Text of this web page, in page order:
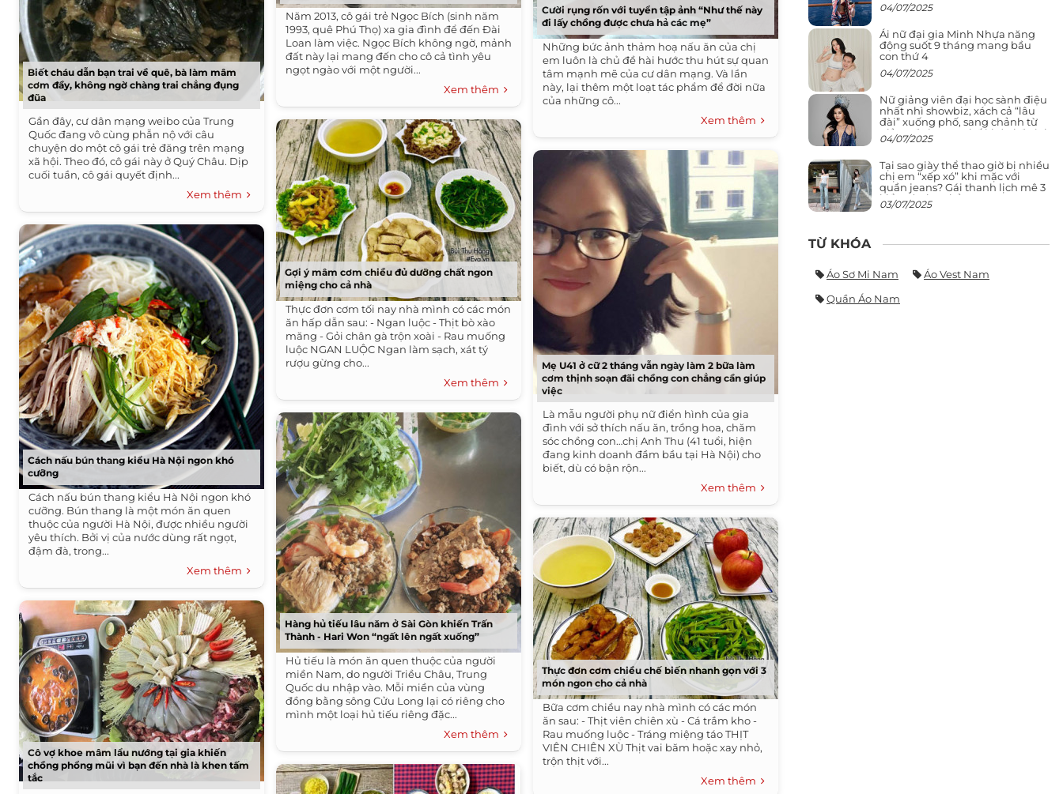
Biết cháu dẫn bạn trai về quê, bà làm mâm
cơm đầy, không ngờ chàng trai chẳng đụng
đũa
Gần đây, cư dân mạng weibo của Trung
Quốc đang vô cùng phẫn nộ với câu
chuyện do một cô gái trẻ đăng trên mạng
xã hội. Theo đó, cô gái này ở Quý Châu. Dịp
cuối tuần, cô gái quyết định...
Xem thêm
Cách nấu bún thang kiểu Hà Nội ngon khó
cưỡng
Cách nấu bún thang kiểu Hà Nội ngon khó
cưỡng. Bún thang là một món ăn quen
thuộc của người Hà Nội, được nhiều người
yêu thích. Bởi vị của nước dùng rất ngọt,
đậm đà, trong...
Xem thêm
Cô vợ khoe mâm lẩu nướng tại gia khiến
chồng phổng mũi vì bạn đến nhà là khen tấm
tắc
Năm 2013, cô gái trẻ Ngọc Bích (sinh năm
1993, quê Phú Thọ) xa gia đình để đến Đài
Loan làm việc. Ngọc Bích không ngờ, mảnh
đất này lại mang đến cho cô cả tình yêu
ngọt ngào với một người...
Xem thêm
Gợi ý mâm cơm chiều đủ dưỡng chất ngon
miệng cho cả nhà
Thực đơn cơm tối nay nhà mình có các món
ăn hấp dẫn sau: - Ngan luộc - Thịt bò xào
măng - Gỏi chân gà trộn xoài - Rau muống
luộc NGAN LUỘC Ngan làm sạch, xát tý
rượu gừng cho...
Xem thêm
Hàng hủ tiếu lâu năm ở Sài Gòn khiến Trấn
Thành - Hari Won “ngất lên ngất xuống”
Hủ tiếu là món ăn quen thuộc của người
miền Nam, do người Triều Châu, Trung
Quốc du nhập vào. Mỗi miền của vùng
đồng bằng sông Cửu Long lại có riêng cho
mình một loại hủ tiếu riêng đặc...
Xem thêm
Cười rụng rốn với tuyển tập ảnh “Như thế này
đi lấy chồng được chưa hả các mẹ”
Những bức ảnh thảm hoạ nấu ăn của chị
em luôn là chủ đề hài hước thu hút sự quan
tâm mạnh mẽ của cư dân mạng. Và lần
này, lại thêm một loạt tác phẩm để đời nữa
của những cô...
Xem thêm
Mẹ U41 ở cữ 2 tháng vẫn ngày làm 2 bữa làm
cơm thịnh soạn đãi chồng con chẳng cần giúp
việc
Là mẫu người phụ nữ điển hình của gia
đình với sở thích nấu ăn, trồng hoa, chăm
sóc chồng con…chị Anh Thu (41 tuổi, hiện
đang kinh doanh đầm bầu tại Hà Nội) cho
biết, dù có bận rộn...
Xem thêm
Thực đơn cơm chiều chế biến nhanh gọn với 3
món ngon cho cả nhà
Bữa cơm chiều nay nhà mình có các món
ăn sau: - Thịt viên chiên xù - Cá trắm kho -
Rau muống luộc - Tráng miệng táo THỊT
VIÊN CHIÊN XÙ Thịt vai băm hoặc xay nhỏ,
trộn thịt với...
Xem thêm
04/07/2025
Ái nữ đại gia Minh Nhựa năng
động suốt 9 tháng mang bầu
con thứ 4
04/07/2025
Nữ giảng viên đại học sành điệu
nhất nhì showbiz, xách cả “lâu
đài” xuống phố, sang chảnh từ
giảng đường ra phố khó ai đọ lại
04/07/2025
Tại sao giày thể thao giờ bị nhiều
chị em “xếp xó” khi mặc với
quần jeans? Gái thanh lịch mê 3
kiểu này hơn hẳn
03/07/2025
TỪ KHÓA
Áo Sơ Mi Nam
Áo Vest Nam
Quần Áo Nam